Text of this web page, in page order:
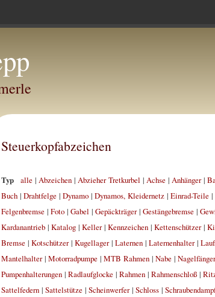
Steuerkopfabzeichen
Typ alle| Abzeichen| Abzieher Tretkurbel | Achse| Anhänger|
Buch| Drahtfelge| Dynamo| Dynamos, Kleidernetz| Einrad-Teile|
Felgenbremse| Foto| Gabel | Gepäckträger| Gestängebremse|
Kardanantrieb| Katalog| Keller| Kennzeichen| Kettenschützer|
Bremse| Kotschützer| Kugellager| Laternen| Laternenhalter|
Mantelhalter| Motorradpumpe| MTB Rahmen| Nabe| Nagelfänger
Pumpenhalterungen| Radlaufglocke| Rahmen| Rahmenschloß|
Sattelfedern| Sattelstütze| Scheinwerfer| Schloss|